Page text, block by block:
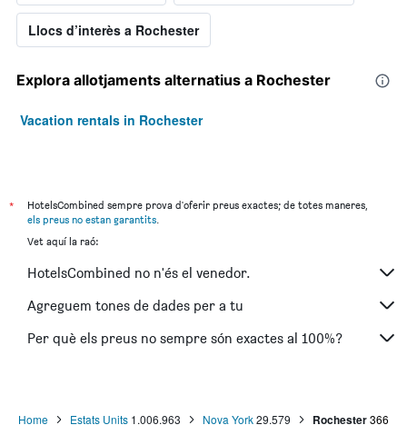
Llocs d’interès a Rochester
Explora allotjaments alternatius a Rochester
Vacation rentals in Rochester
*
HotelsCombined sempre prova d'oferir preus exactes; de totes maneres,
els preus no estan garantits.
Vet aquí la raó:
HotelsCombined no n'és el venedor.
Agreguem tones de dades per a tu
Per què els preus no sempre són exactes al 100%?
Home Estats Units 1.006.963 Nova York29.579 Rochester366